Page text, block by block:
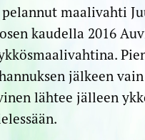
maalivahti
kaudella 2016
jälkeen
lähtee jälleen